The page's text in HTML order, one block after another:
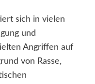
sich in vielen
und
Angriffen auf
von Rasse,